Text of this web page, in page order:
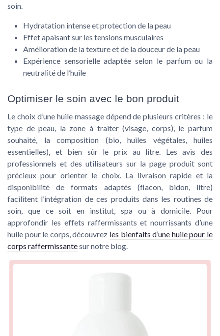
soin.
Hydratation intense et protection de la peau
Effet apaisant sur les tensions musculaires
Amélioration de la texture et de la douceur de la peau
Expérience sensorielle adaptée selon le parfum ou la
neutralité de l’huile
Optimiser le soin avec le bon produit
Le choix d’une huile massage dépend de plusieurs critères : le
type de peau, la zone à traiter (visage, corps), le parfum
souhaité, la composition (bio, huiles végétales, huiles
essentielles), et bien sûr le prix au litre. Les avis des
professionnels et des utilisateurs sur la page produit sont
précieux pour orienter le choix. La livraison rapide et la
disponibilité de formats adaptés (flacon, bidon, litre)
facilitent l’intégration de ces produits dans les routines de
soin, que ce soit en institut, spa ou à domicile. Pour
approfondir les effets raffermissants et nourrissants d’une
huile pour le corps, découvrez les bienfaits d’une huile pour le
corps raffermissantesur notre blog.